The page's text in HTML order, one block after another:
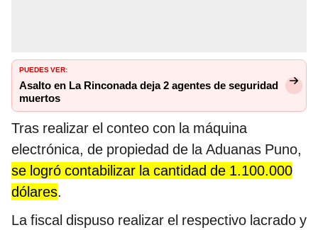
PUEDES VER:
Asalto en La Rinconada deja 2 agentes de seguridad
muertos
Tras realizar el conteo con la máquina
electrónica, de propiedad de la Aduanas Puno,
se logró contabilizar la cantidad de 1.100.000
dólares.
La fiscal dispuso realizar el respectivo lacrado y